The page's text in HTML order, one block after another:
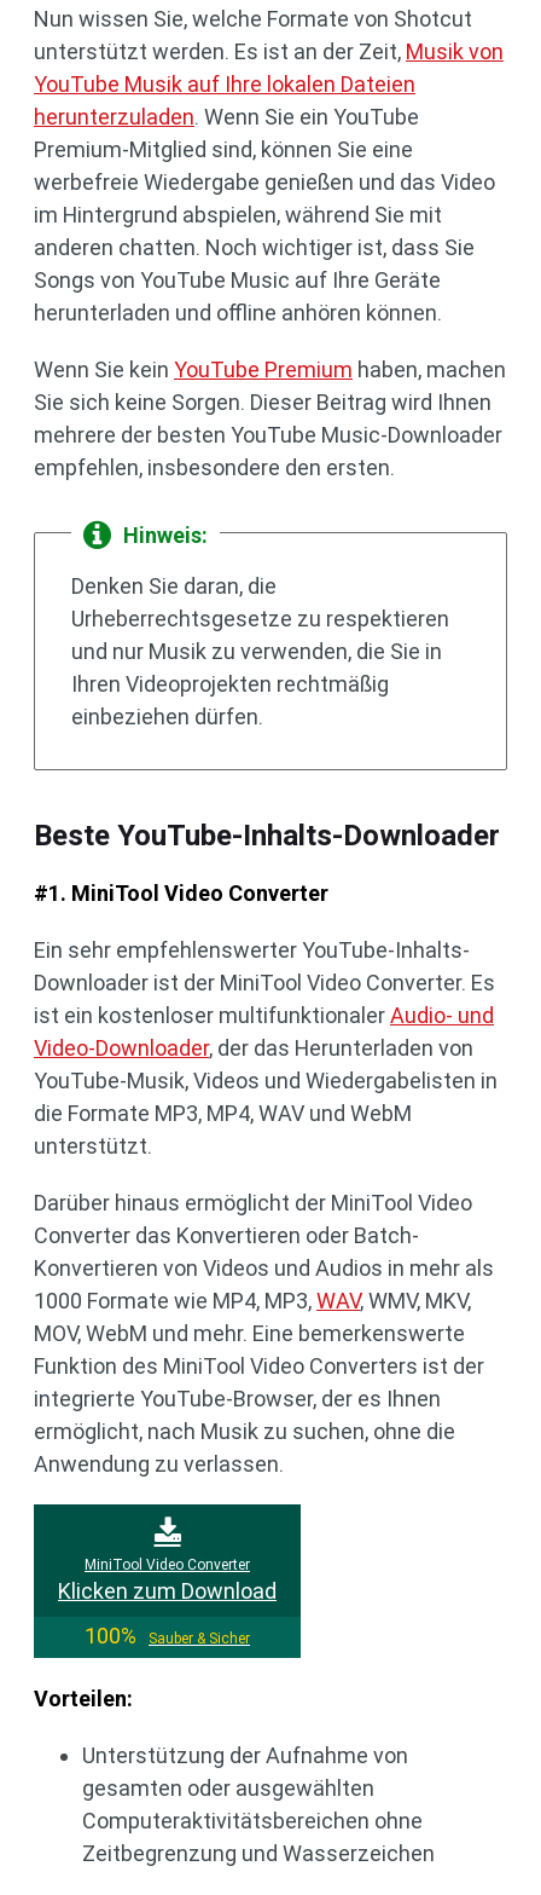
Nun wissen Sie, welche Formate von Shotcut
unterstützt werden. Es ist an der Zeit, Musik von
YouTube Musik auf Ihre lokalen Dateien
herunterzuladen. Wenn Sie ein YouTube
Premium-Mitglied sind, können Sie eine
werbefreie Wiedergabe genießen und das Video
im Hintergrund abspielen, während Sie mit
anderen chatten. Noch wichtiger ist, dass Sie
Songs von YouTube Music auf Ihre Geräte
herunterladen und offline anhören können.
Wenn Sie kein YouTube Premium haben, machen
Sie sich keine Sorgen. Dieser Beitrag wird Ihnen
mehrere der besten YouTube Music-Downloader
empfehlen, insbesondere den ersten.
Hinweis:
Denken Sie daran, die
Urheberrechtsgesetze zu respektieren
und nur Musik zu verwenden, die Sie in
Ihren Videoprojekten rechtmäßig
einbeziehen dürfen.
Beste YouTube-Inhalts-Downloader
#1. MiniTool Video Converter
Ein sehr empfehlenswerter YouTube-Inhalts-
Downloader ist der MiniTool Video Converter. Es
ist ein kostenloser multifunktionalerAudio- und
Video-Downloader, der das Herunterladen von
YouTube-Musik, Videos und Wiedergabelisten in
die Formate MP3, MP4, WAV und WebM
unterstützt.
Darüber hinaus ermöglicht der MiniTool Video
Converter das Konvertieren oder Batch-
Konvertieren von Videos und Audios in mehr als
1000 Formate wie MP4, MP3,WAV, WMV, MKV,
MOV, WebM und mehr. Eine bemerkenswerte
Funktion des MiniTool Video Converters ist der
integrierte YouTube-Browser, der es Ihnen
ermöglicht, nach Musik zu suchen, ohne die
Anwendung zu verlassen.
MiniTool Video Converter
Klicken zum Download
100%
Sauber & Sicher
Vorteilen:
Unterstützung der Aufnahme von
gesamten oder ausgewählten
Computeraktivitätsbereichen ohne
Zeitbegrenzung und Wasserzeichen